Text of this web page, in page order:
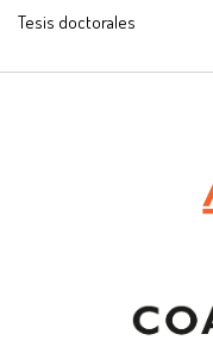
Tesis doctorales